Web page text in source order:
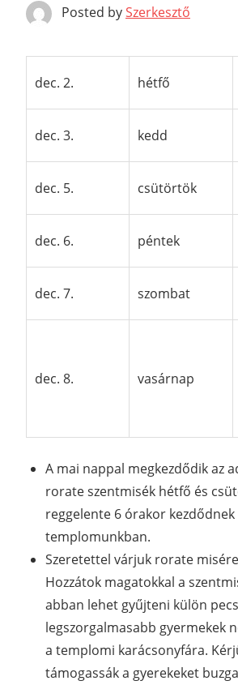
Posted bySzerkesztő
dec. 2. hétfő
dec. 3. kedd
dec. 5. csütörtök
dec. 6. péntek
dec. 7. szombat
dec. 8. vasárnap
A mai nappal megkezdődik az
rorate szentmisék hétfő és
reggelente 6 órakor kezdődnek
templomunkban.
Szeretettel várjuk rorate
Hozzátok magatokkal a
abban lehet gyűjteni külön
legszorgalmasabb gyermekek
a templomi karácsonyfára.
támogassák a gyerekeket